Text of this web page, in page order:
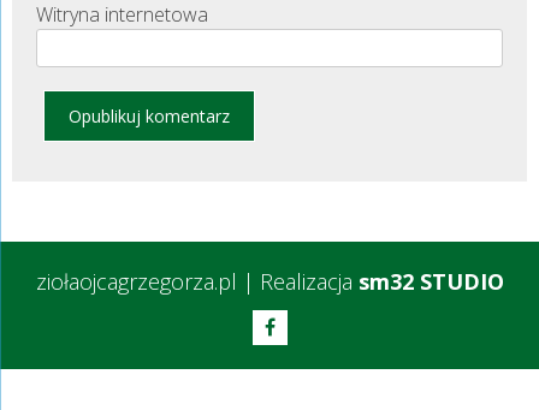
Witryna internetowa
ziołaojcagrzegorza.pl | Realizacja sm32 STUDIO